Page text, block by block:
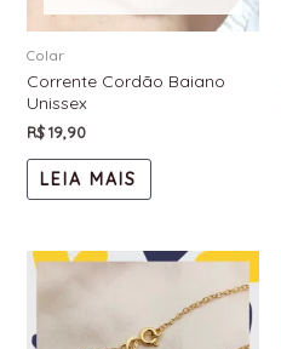
Colar
Corrente Cordão Baiano
Unissex
R$19,90
LEIA MAIS